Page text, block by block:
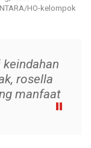
HO-kelompok
rosella
manfaat